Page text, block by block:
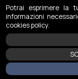
MediaNews
Case history
Contattaci
Copyright © 2026 -
Potrai esprimere la
informazioni
cookies policy.